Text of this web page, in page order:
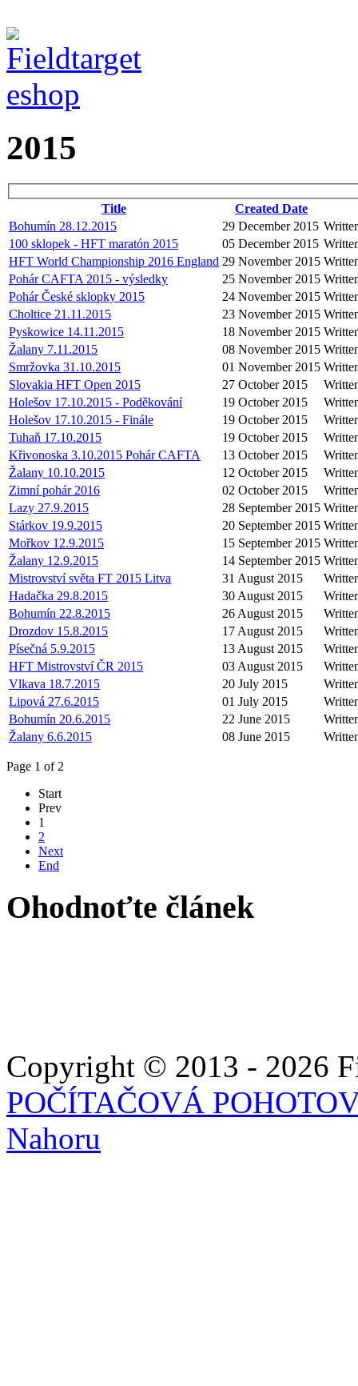
2015
Title
Created Date
Bohumín 28.12.2015
29 December 2015
100 sklopek - HFT maratón 2015
05 December 2015
HFT World Championship 2016 England 29 November 2015
Pohár CAFTA 2015 - výsledky
25 November 2015
Pohár České sklopky 2015
24 November 2015
Choltice 21.11.2015
23 November 2015
Pyskowice 14.11.2015
18 November 2015
Žalany 7.11.2015
08 November 2015
Smržovka 31.10.2015
01 November 2015
Slovakia HFT Open 2015
27 October 2015
Holešov 17.10.2015 - Poděkování
19 October 2015
Holešov 17.10.2015 - Finále
19 October 2015
Tuhaň 17.10.2015
19 October 2015
Křivonoska 3.10.2015 Pohár CAFTA
13 October 2015
Žalany 10.10.2015
12 October 2015
Zimní pohár 2016
02 October 2015
Lazy 27.9.2015
28 September 2015
Stárkov 19.9.2015
20 September 2015
Mořkov 12.9.2015
15 September 2015
Žalany 12.9.2015
14 September 2015
Mistrovství světa FT 2015 Litva
31 August 2015
Hadačka 29.8.2015
30 August 2015
Bohumín 22.8.2015
26 August 2015
Drozdov 15.8.2015
17 August 2015
Písečná 5.9.2015
13 August 2015
HFT Mistrovství ČR 2015
03 August 2015
Vlkava 18.7.2015
20 July 2015
Lipová 27.6.2015
01 July 2015
Bohumín 20.6.2015
22 June 2015
Žalany 6.6.2015
08 June 2015
Page 1 of 2
Start
Prev
1
2
Next
End
Ohodnoťte článek
Copyright © 2013 - 2026
POČÍTAČOVÁ
Nahoru